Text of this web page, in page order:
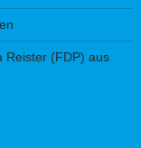
Reister (FDP) aus